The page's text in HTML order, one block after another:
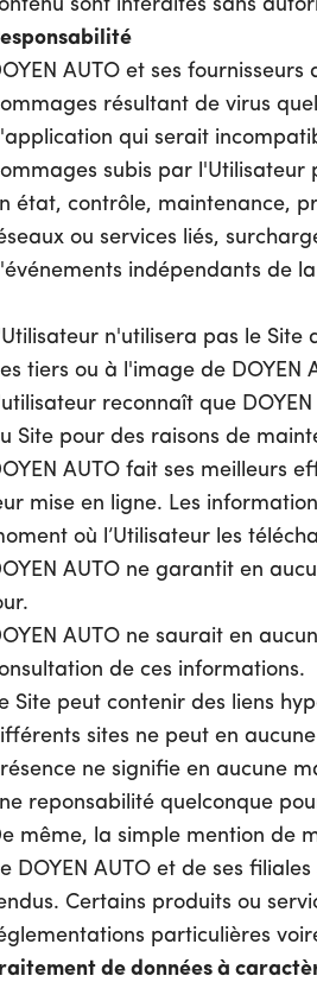
sont interdites sans
AUTO et ses
résultant de virus
qui serait
subis par
état, contrôle, maintenance,
ou services liés,
indépendants de
n'utilisera pas le
tiers ou à l'image de DOYEN
reconnaît que
Site pour des raisons de
AUTO fait ses meilleurs
mise en ligne. Les
où l’Utilisateur les
AUTO ne garantit en
AUTO ne saurait en
de ces informations.
Site peut contenir des liens
sites ne peut en
ne signifie en aucune
reponsabilité quelconque
même, la simple mention de
DOYEN AUTO et de ses
Certains produits ou
particulières
de données à